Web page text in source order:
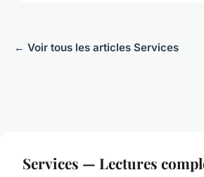
← Voir tous les articles Services
Services — Lectures